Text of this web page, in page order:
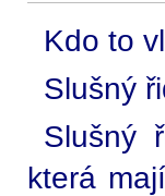
Kdo to
Slušný
Slušný
která